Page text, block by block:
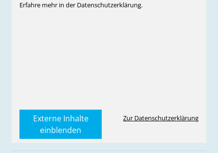
Erfahre mehr in der Datenschutzerklärung.
Externe Inhalte
einblenden
Zur Datenschutzerklärung